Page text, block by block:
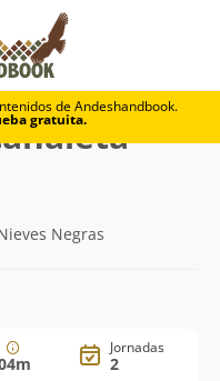
de Andeshandbook.
gratuita.
Negras
Jornadas
2